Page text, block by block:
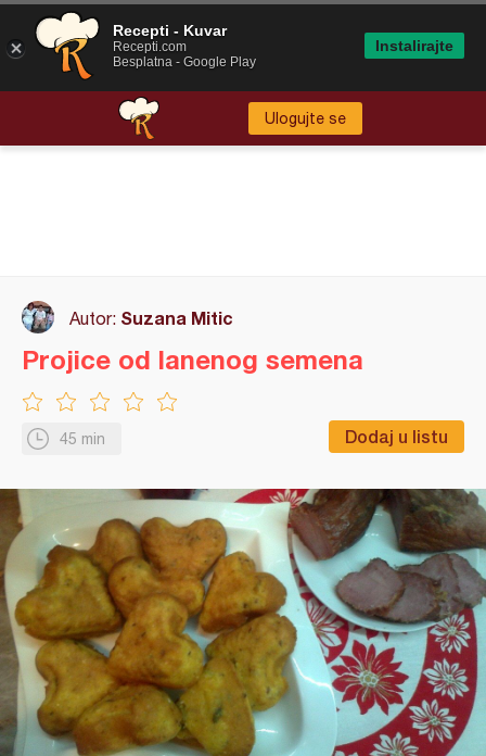
Ulogujte se
Autor: Suzana Mitic
45 min Dodaj u listu
Projice od lanenog semena
Recepti - Kuvar
Recepti.com
Besplatna - Google Play
Instalirajte